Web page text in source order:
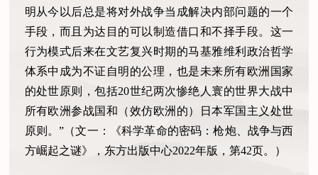
明从今以后总是将对外战争当成解决内部问题的一个
手段，而且为达目的可以制造借口和不择手段。这一
行为模式后来在文艺复兴时期的马基雅维利政治哲学
体系中成为不证自明的公理，也是未来所有欧洲国家
的处世原则，包括20世纪两次惨绝人寰的世界大战中
所有欧洲参战国和（效仿欧洲的）日本军国主义处世
原则。”（文一：《科学革命的密码：枪炮、战争与西
方崛起之谜》，东方出版中心2022年版，第42页。）